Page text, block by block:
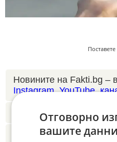
Новините на Fakti.bg –
Instagram,YouTube,
Четете ни и в
Абонамент за
Отговорно
вашите данни